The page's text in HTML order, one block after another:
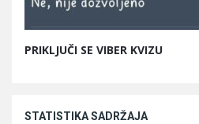
PRIKLJUČI SE VIBER KVIZU
STATISTIKA SADRŽAJA